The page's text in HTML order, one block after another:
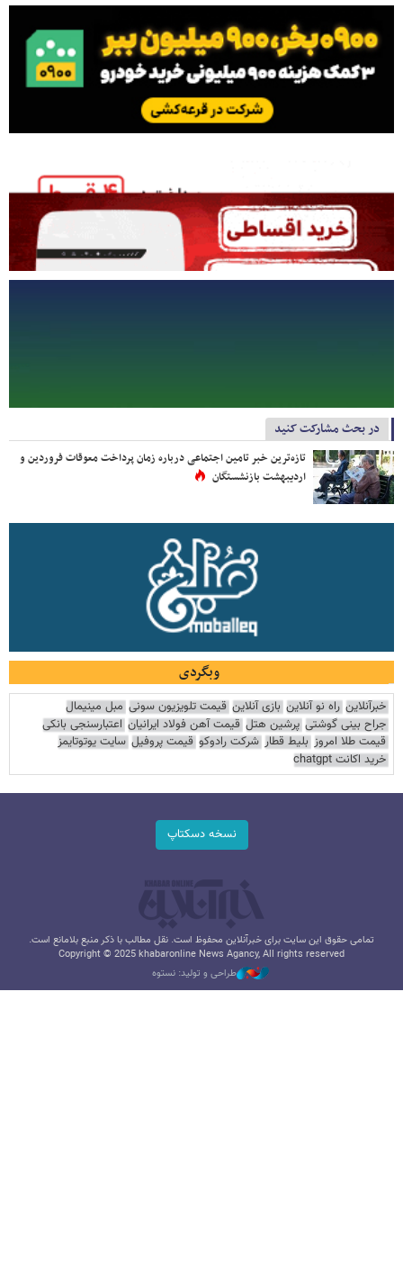
در بحث مشارکت کنید
تازه‌ترین خبر تامین اجتماعی درباره زمان پرداخت معوقات فروردین و
اردیبهشت بازنشستگان
وبگردی
خبرآنلاین راه نو آنلاین بازی آنلاین قیمت تلویزیون سونی مبل مینیمال
جراح بینی گوشتی پرشین هتل قیمت آهن فولاد ایرانیان اعتبارسنجی بانکی
قیمت طلا امروز بلیط قطار شرکت رادوکو قیمت پروفیل سایت یوتوتایمز
خرید اکانت chatgpt
نسخه دسکتاپ
تمامی حقوق این سایت برای خبرآنلاین محفوظ است. نقل مطالب با ذکر منبع بلامانع است.
Copyright © 2025 khabaronline News Agancy, All rights reserved
طراحی و تولید: نستوه